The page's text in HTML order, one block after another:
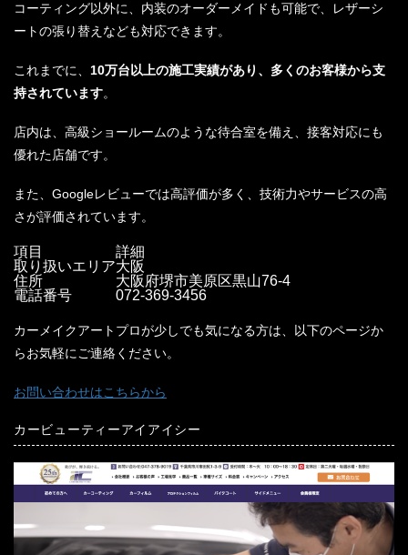
コーティング以外に、内装のオーダーメイドも可能で、レザーシ
ートの張り替えなども対応できます。
これまでに、 10万台以上の施工実績があり、多くのお客様から支
持されています。
店内は、高級ショールームのような待合室を備え、接客対応にも
優れた店舗です。
また、Googleレビューでは高評価が多く、技術力やサービスの高
さが評価されています。
項目
詳細
取り扱いエリア大阪
住所
大阪府堺市美原区黒山76-4
電話番号
072-369-3456
カーメイクアートプロが少しでも気になる方は、以下のページか
らお気軽にご連絡ください。
お問い合わせはこちらから
カービューティーアイアイシー